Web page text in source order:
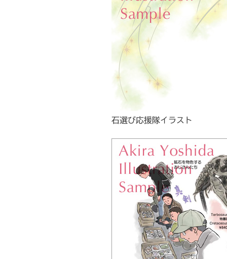
石選び応援隊イラスト